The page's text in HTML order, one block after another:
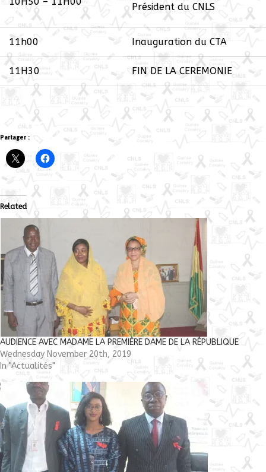
Président du CNLS
11h00 Inauguration du CTA
11H30 FIN DE LA CEREMONIE
Partager :
Related
AUDIENCE AVEC MADAME LA PREMIÈRE DAME DE LA RÉPUBLIQUE
Wednesday November 20th, 2019
In "Actualités"